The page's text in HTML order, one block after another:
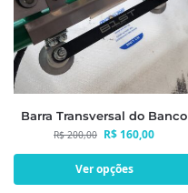
Barra Transversal do Banco
R$200,00 R$ 160,00
Ver opções